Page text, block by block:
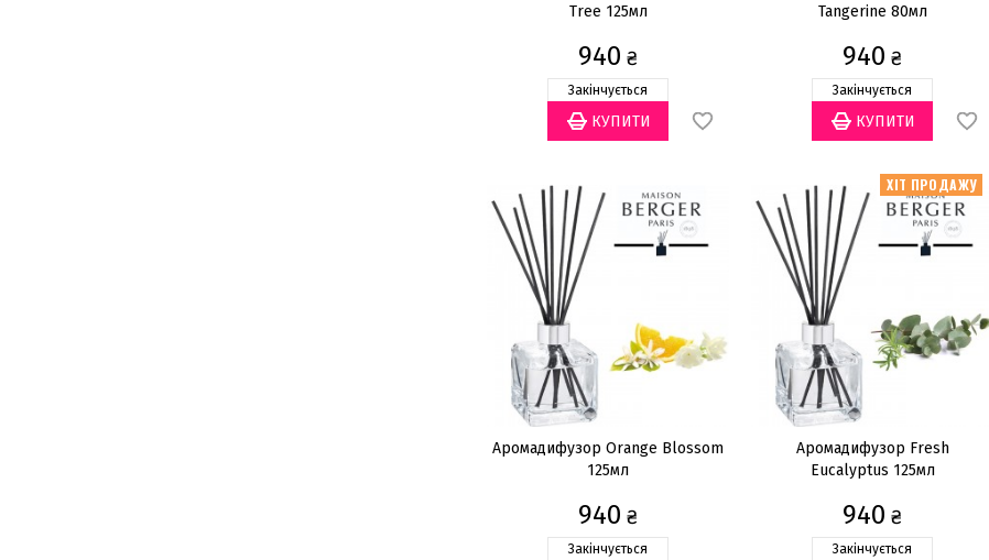
Tree 125мл
940 ₴
Закінчується
Tangerine 80мл
940 ₴
Закінчується
Аромадифузор Orange Blossom
125мл
940 ₴
Закінчується
ХІТ ПРОДАЖУ
Аромадифузор Fresh
Eucalyptus 125мл
940 ₴
Закінчується